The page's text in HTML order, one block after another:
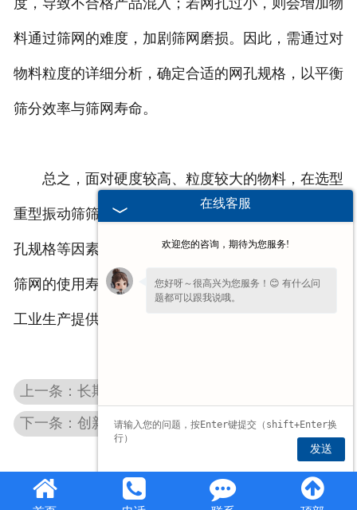
度，导致不合格产品混入；若网孔过小，则会增加物
料通过筛网的难度，加剧筛网磨损。因此，需通过对
物料粒度的详细分析，确定合适的网孔规格，以平衡
筛分效率与筛网寿命。
总之，面对硬度较高、粒度较大的物料，在选型
重型振动筛筛网时，综合考虑材质、结构设计以及网
孔规格等因素，精心挑选适配的筛网，才能有效保障
筛网的使用寿命，确保重型振动筛持续稳定运行，为
工业生产提供可靠支持。
下一条：创新驱动，品质为先：河北太行重型矿山机械解决方案
在线客服
欢迎您的咨询，期待为您服务!
您好呀～很高兴为您服务！😊 有什么问
题都可以跟我说哦。
发送